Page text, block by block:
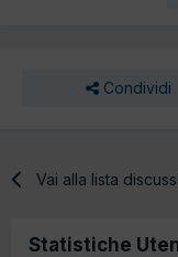
Condividi
Vai alla lista
Statistiche